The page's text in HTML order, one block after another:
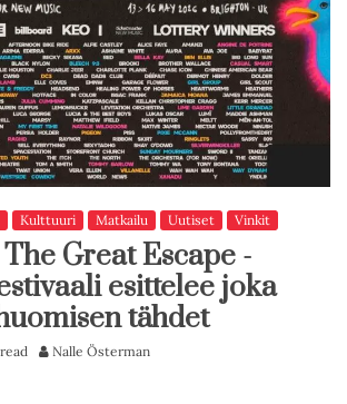
Kulttuuri Matkailu Uutiset Vinkit
Great Escape -
esittelee joka
tähdet
Nalle Österman